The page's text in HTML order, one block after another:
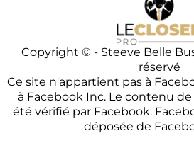
Copyright © - Steeve Belle
réservé
Ce site n'appartient pas à
à Facebook Inc. Le contenu
été vérifié par Facebook.
déposée de